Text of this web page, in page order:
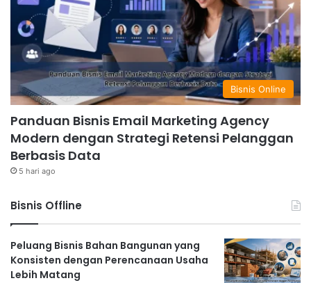
Bisnis Online
Panduan Bisnis Email Marketing Agency
Modern dengan Strategi Retensi Pelanggan
Berbasis Data
5 hari ago
Bisnis Offline
Peluang Bisnis Bahan Bangunan yang
Konsisten dengan Perencanaan Usaha
Lebih Matang